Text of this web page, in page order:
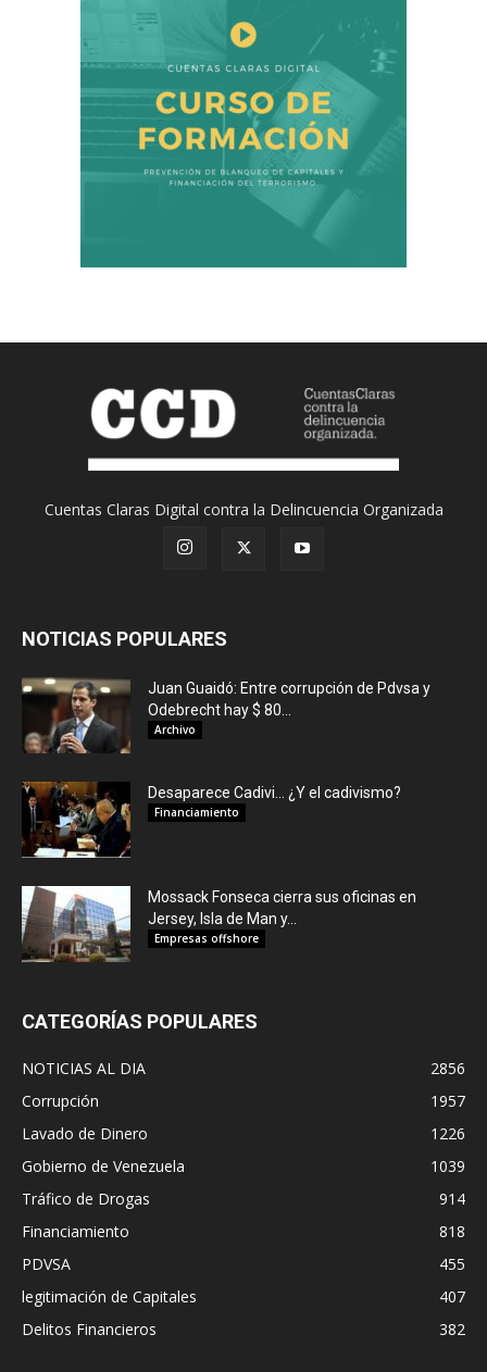
Cuentas Claras Digital contra la Delincuencia Organizada
NOTICIAS POPULARES
Juan Guaidó: Entre corrupción de Pdvsa y
Odebrecht hay $ 80...
Archivo
Desaparece Cadivi… ¿Y el cadivismo?
Financiamiento
Mossack Fonseca cierra sus oficinas en
Jersey, Isla de Man y...
Empresas offshore
CATEGORÍAS POPULARES
NOTICIAS AL DIA
2856
Corrupción
1957
Lavado de Dinero
1226
Gobierno de Venezuela
1039
Tráfico de Drogas
914
Financiamiento
818
PDVSA
455
legitimación de Capitales
407
Delitos Financieros
382